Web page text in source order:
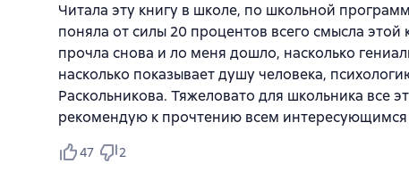
Читала эту книгу в школе, по школьной
поняла от силы 20 процентов всего смысла этой
прочла снова и ло меня дошло, насколько
насколько показывает душу человека,
Раскольникова. Тяжеловато для школьника все
рекомендую к прочтению всем интересующимся
47 2